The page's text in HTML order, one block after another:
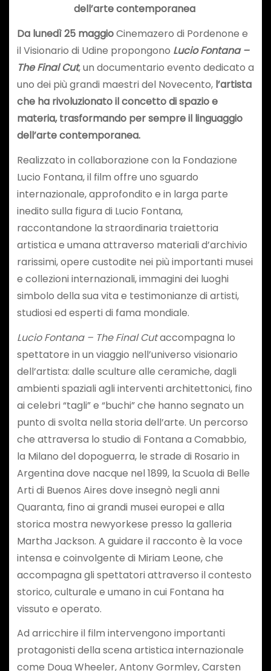
dell’arte contemporanea
Da lunedì 25 maggioCinemazero di Pordenone e
il Visionario di Udine propongono Lucio Fontana –
The Final Cut, un documentario evento dedicato a
uno dei più grandi maestri del Novecento,l’artista
che ha rivoluzionato il concetto di spazio e
materia, trasformando per sempre il linguaggio
dell’arte contemporanea.
Realizzato in collaborazione con la Fondazione
Lucio Fontana, il film offre uno sguardo
internazionale, approfondito e in larga parte
inedito sulla figura di Lucio Fontana,
raccontandone la straordinaria traiettoria
artistica e umana attraverso materiali d’archivio
rarissimi, opere custodite nei più importanti musei
e collezioni internazionali, immagini dei luoghi
simbolo della sua vita e testimonianze di artisti,
studiosi ed esperti di fama mondiale.
Lucio Fontana – The Final Cutaccompagna lo
spettatore in un viaggio nell’universo visionario
dell’artista: dalle sculture alle ceramiche, dagli
ambienti spaziali agli interventi architettonici, fino
ai celebri “tagli” e “buchi” che hanno segnato un
punto di svolta nella storia dell’arte. Un percorso
che attraversa lo studio di Fontana a Comabbio,
la Milano del dopoguerra, le strade di Rosario in
Argentina dove nacque nel 1899, la Scuola di Belle
Arti di Buenos Aires dove insegnò negli anni
Quaranta, fino ai grandi musei europei e alla
storica mostra newyorkese presso la galleria
Martha Jackson. A guidare il racconto è la voce
intensa e coinvolgente di Miriam Leone, che
accompagna gli spettatori attraverso il contesto
storico, culturale e umano in cui Fontana ha
vissuto e operato.
Ad arricchire il film intervengono importanti
protagonisti della scena artistica internazionale
come Doug Wheeler, Antony Gormley, Carsten